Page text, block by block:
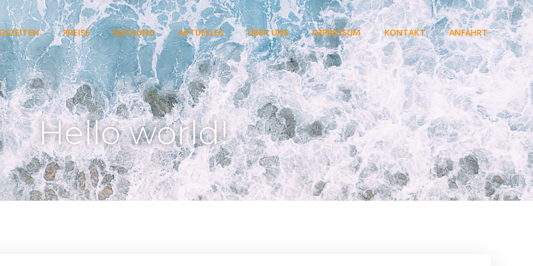
PREISE BUCHUNG AKTUELLES ÜBER UNS IMPRESSUM KONTAKT ANFAHRT
Hello world!